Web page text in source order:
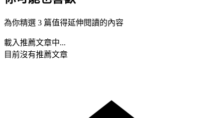
為你精選 3 篇值得延伸閱讀的內容
載入推薦文章中...
目前沒有推薦文章